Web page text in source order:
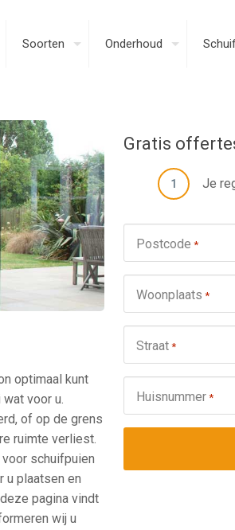
Soorten Onderhoud
optimaal kunt
voor u.
of op de grens
ruimte verliest.
schuifpuien
u plaatsen en
pagina vindt
wij u
Gratis
1 Je
Postcode *
Woonplaats *
Straat *
Huisnummer *